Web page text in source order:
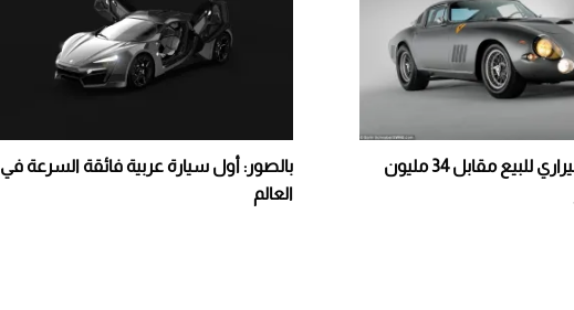
أغلى سيارة فيراري للبيع مقابل 34 مليون
بالصور: أول سيارة عربية فائقة السرعة في
العالم